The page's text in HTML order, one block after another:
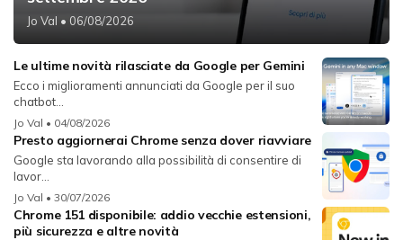
Jo Val • 06/08/2026
Le ultime novità rilasciate da Google per Gemini
Ecco i miglioramenti annunciati da Google per il suo
chatbot...
Jo Val • 04/08/2026
Presto aggiornerai Chrome senza dover riavviare
Google sta lavorando alla possibilità di consentire di
lavor...
Jo Val • 30/07/2026
Chrome 151 disponibile: addio vecchie estensioni,
più sicurezza e altre novità